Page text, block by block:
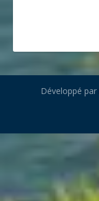
Développé par